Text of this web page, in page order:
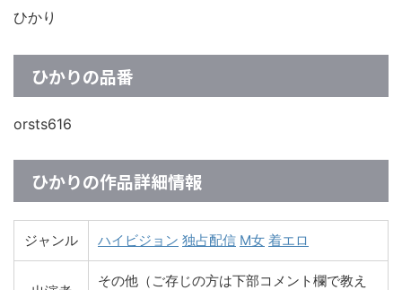
ひかり
ひかりの品番
orsts616
ひかりの作品詳細情報
ジャンル ハイビジョン 独占配信 M女 着エロ
その他（ご存じの方は下部コメント欄で教え